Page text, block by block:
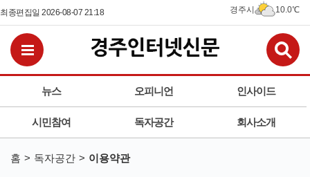
최종편집일 2026-08-07 21:18 경주시 10.0℃
뉴스 오피니언 인사이드
시민참여 독자공간 회사소개
전체메뉴보기
홈 독자공간 이용약관